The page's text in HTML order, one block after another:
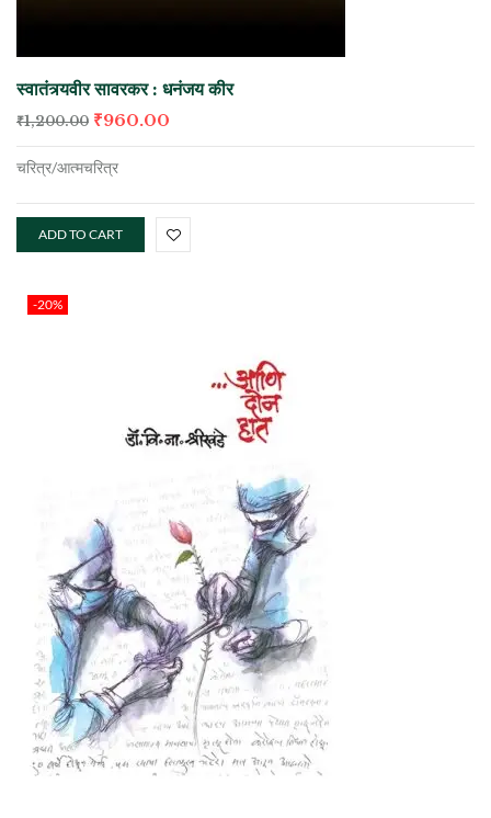
स्वातंत्र्यवीर सावरकर : धनंजय कीर
₹1,200.00 ₹960.00
चरित्र/आत्मचरित्र
ADD TO CART
-20%